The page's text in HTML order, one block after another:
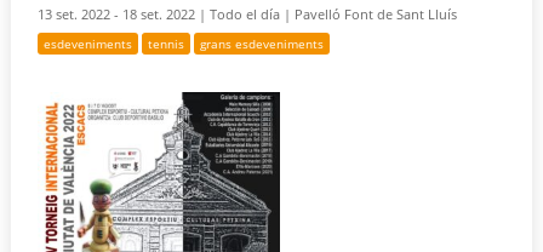
13 set. 2022 - 18 set. 2022 |Todo el día | Pavelló Font de Sant Lluís
esdeveniments tennis grans esdeveniments